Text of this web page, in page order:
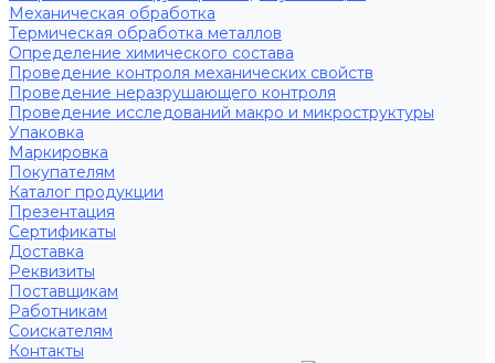
Механическая обработка
Термическая обработка металлов
Определение химического состава
Проведение контроля механических свойств
Проведение неразрушающего контроля
Проведение исследований макро и микроструктуры
Упаковка
Маркировка
Покупателям
Каталог продукции
Презентация
Сертификаты
Доставка
Реквизиты
Поставщикам
Работникам
Соискателям
Контакты